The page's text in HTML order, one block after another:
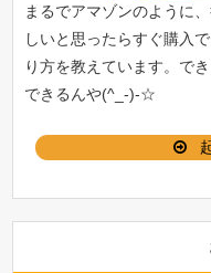
まるでアマゾンのように
しいと思ったらすぐ購入
り方を教えています。で
できるんや(^_-)-☆